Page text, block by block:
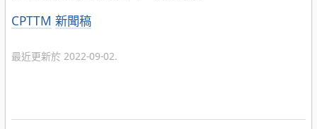
分
CPTTM 新聞稿
最近更新於 2022-09-02.